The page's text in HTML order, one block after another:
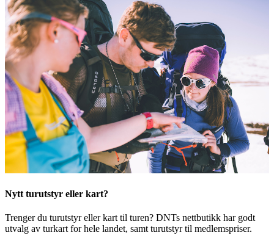
Nytt turutstyr eller kart?
Trenger du turutstyr eller kart til turen? DNTs nettbutikk har godt
utvalg av turkart for hele landet, samt turutstyr til medlemspriser.